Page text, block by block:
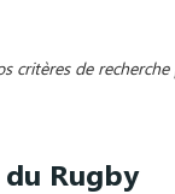
critères de
Rugby